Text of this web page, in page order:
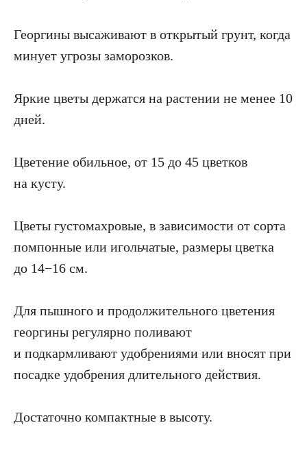
Георгины высаживают в открытый грунт, когда
минует угрозы заморозков.
Яркие цветы держатся на растении не менее 10
дней.
Цветение обильное, от 15 до 45 цветков
на кусту.
Цветы густомахровые, в зависимости от сорта
помпонные или игольчатые, размеры цветка
до 14−16 см.
Для пышного и продолжительного цветения
георгины регулярно поливают
и подкармливают удобрениями или вносят при
посадке удобрения длительного действия.
Достаточно компактные в высоту.